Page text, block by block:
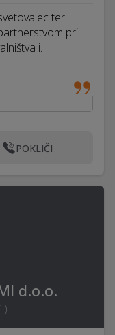
ter
pri
i…
POKLIČI
d.o.o.
)